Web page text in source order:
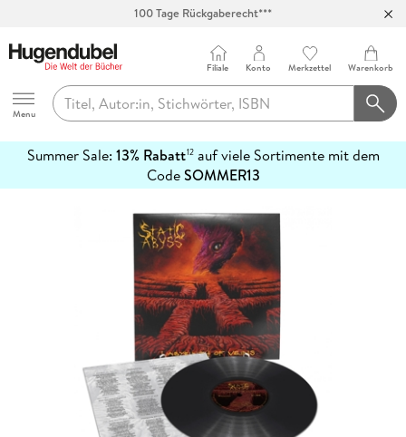
100 Tage Rückgaberecht***
Hugendubel
Menu
Filiale Konto Merkzettel Warenkorb
Summer Sale: 13% Rabatt12auf viele Sortimente mit dem
CodeSOMMER13
erfahren